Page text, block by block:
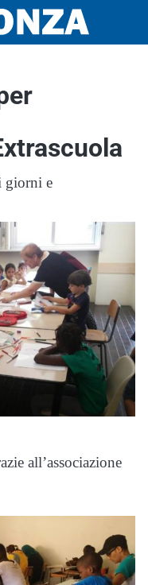
giorni e
all’associazione